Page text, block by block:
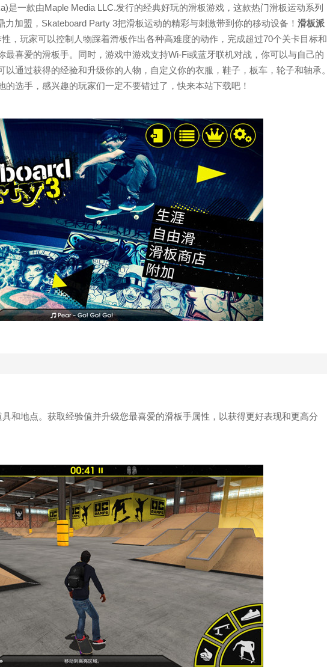
是一款由Maple Media LLC.发行的经典好玩的滑板游戏，这款热门滑板运动系列
加盟，Skateboard Party 3把滑板运动的精彩与刺激带到你的移动设备！ 滑板派
，玩家可以控制人物踩着滑板作出各种高难度的动作，完成超过70个关卡目标和
最喜爱的滑板手。同时，游戏中游戏支持Wi-Fi或蓝牙联机对战，你可以与自己的
通过获得的经验和升级你的人物，自定义你的衣服，鞋子，板车，轮子和轴承。
选手，感兴趣的玩家们一定不要错过了，快来本站下载吧！
和地点。获取经验值并升级您最喜爱的滑板手属性，以获得更好表现和更高分